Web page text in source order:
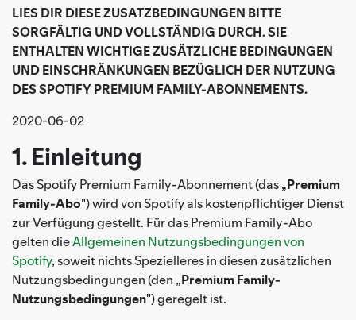
LIES DIR DIESE ZUSATZBEDINGUNGEN BITTE
SORGFÄLTIG UND VOLLSTÄNDIG DURCH. SIE
ENTHALTEN WICHTIGE ZUSÄTZLICHE BEDINGUNGEN
UND EINSCHRÄNKUNGEN BEZÜGLICH DER NUTZUNG
DES SPOTIFY PREMIUM FAMILY-ABONNEMENTS.
2020-06-02
1. Einleitung
Das Spotify Premium Family-Abonnement (das „Premium
Family-Abo") wird von Spotify als kostenpflichtiger Dienst
zur Verfügung gestellt. Für das Premium Family-Abo
gelten dieAllgemeinen Nutzungsbedingungen von
Spotify, soweit nichts Spezielleres in diesen zusätzlichen
Nutzungsbedingungen (den „Premium Family-
Nutzungsbedingungen") geregelt ist.